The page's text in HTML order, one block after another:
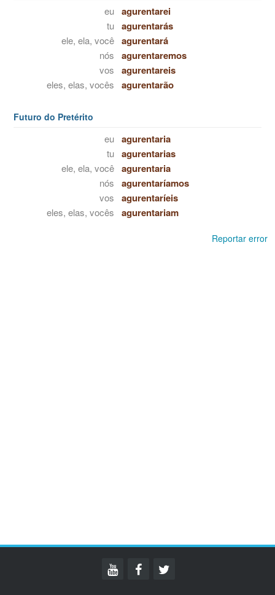
eu agurentarei
tu agurentarás
ele, ela, você agurentará
nós agurentaremos
vos agurentareis
eles, elas, vocês agurentarão
Futuro do Pretérito
eu agurentaria
tu agurentarias
ele, ela, você agurentaria
nós agurentaríamos
vos agurentaríeis
eles, elas, vocês agurentariam
Reportar error